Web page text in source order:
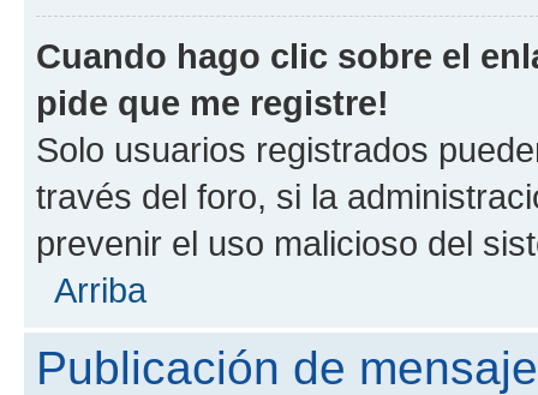
Cuando hago clic sobre el
pide que me registre!
Solo usuarios registrados
través del foro, si la
prevenir el uso malicioso del
Arriba
Publicación de